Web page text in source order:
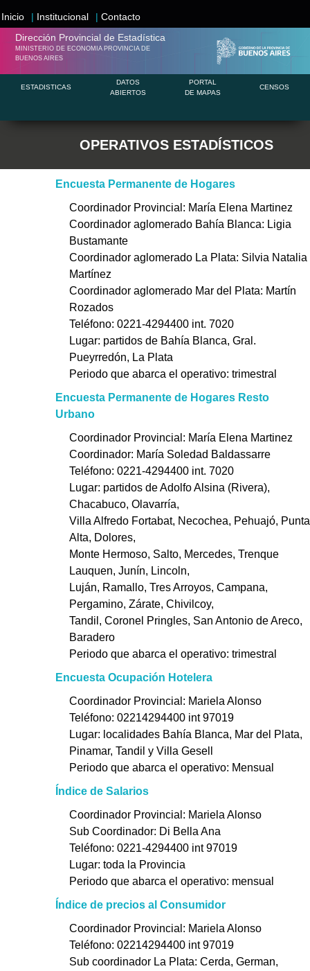
Inicio | Institucional | Contacto
Dirección Provincial de Estadística
MINISTERIO DE ECONOMIA PROVINCIA DE
BUENOS AIRES
ESTADISTICAS
DATOS
ABIERTOS
PORTAL
DE MAPAS
CENSOS
OPERATIVOS ESTADÍSTICOS
Encuesta Permanente de Hogares
Coordinador Provincial: María Elena Martinez
Coordinador aglomerado Bahía Blanca: Ligia
Bustamante
Coordinador aglomerado La Plata: Silvia Natalia
Martínez
Coordinador aglomerado Mar del Plata: Martín
Rozados
Teléfono: 0221-4294400 int. 7020
Lugar: partidos de Bahía Blanca, Gral.
Pueyrredón, La Plata
Periodo que abarca el operativo: trimestral
Encuesta Permanente de Hogares Resto
Urbano
Coordinador Provincial: María Elena Martinez
Coordinador: María Soledad Baldassarre
Teléfono: 0221-4294400 int. 7020
Lugar: partidos de Adolfo Alsina (Rivera),
Chacabuco, Olavarría,
Villa Alfredo Fortabat, Necochea, Pehuajó, Punta
Alta, Dolores,
Monte Hermoso, Salto, Mercedes, Trenque
Lauquen, Junín, Lincoln,
Luján, Ramallo, Tres Arroyos, Campana,
Pergamino, Zárate, Chivilcoy,
Tandil, Coronel Pringles, San Antonio de Areco,
Baradero
Periodo que abarca el operativo: trimestral
Encuesta Ocupación Hotelera
Coordinador Provincial: Mariela Alonso
Teléfono: 02214294400 int 97019
Lugar: localidades Bahía Blanca, Mar del Plata,
Pinamar, Tandil y Villa Gesell
Periodo que abarca el operativo: Mensual
Índice de Salarios
Coordinador Provincial: Mariela Alonso
Sub Coordinador: Di Bella Ana
Teléfono: 0221-4294400 int 97019
Lugar: toda la Provincia
Periodo que abarca el operativo: mensual
Índice de precios al Consumidor
Coordinador Provincial: Mariela Alonso
Teléfono: 02214294400 int 97019
Sub coordinador La Plata: Cerda, German,